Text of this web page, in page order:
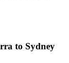
to Sydney